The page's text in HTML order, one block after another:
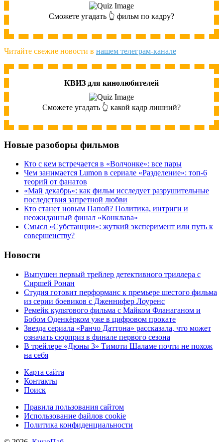
Сможете угадать 👆 фильм по кадру?
Читайте свежие новости в нашем телеграм-канале
КВИЗ для кинолюбителей
Сможете угадать 👆 какой кадр лишний?
Новые разоборы фильмов
Кто с кем встречается в «Волчонке»: все пары
Чем занимается Lumon в сериале «Разделение»: топ-6
теорий от фанатов
«Май декабрь»: как фильм исследует разрушительные
последствия запретной любви
Кто станет новым Папой? Политика, интриги и
неожиданный финал «Конклава»
Cмысл «Субстанции»: жуткий эксперимент или путь к
совершенству?
Новости
Выпущен первый трейлер детективного триллера с
Сиршей Ронан
Студия готовит перформанс к премьере шестого фильма
из серии боевиков с Дженнифер Лоуренс
Ремейк культового фильма с Майком Фланаганом и
Бобом Оденкёрком уже в цифровом прокате
Звезда сериала «Ранчо Даттона» рассказала, что может
означать сюрприз в финале первого сезона
В трейлере «Дюны 3» Тимоти Шаламе почти не похож
на себя
Карта сайта
Контакты
Поиск
Правила пользования сайтом
Использование файлов cookie
Политика конфиденциальности